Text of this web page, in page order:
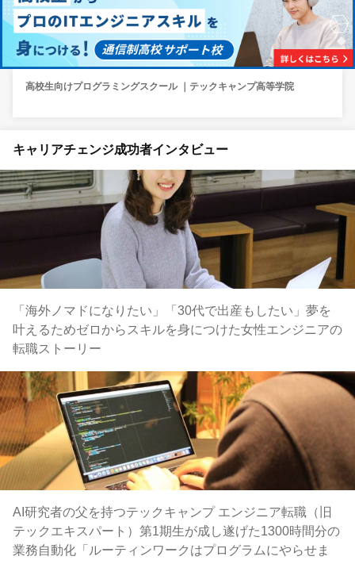
高校生向けプログラミングスクール ｜テックキャンプ高等学院
キャリアチェンジ成功者インタビュー
「海外ノマドになりたい」「30代で出産もしたい」夢を
叶えるためゼロからスキルを身につけた女性エンジニアの
転職ストーリー
AI研究者の父を持つテックキャンプ エンジニア転職（旧
テックエキスパート）第1期生が成し遂げた1300時間分の
業務自動化「ルーティンワークはプログラムにやらせま